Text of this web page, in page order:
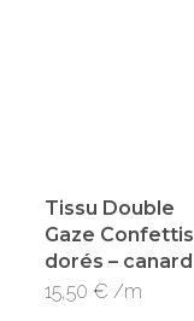
Tissu Double
Gaze Confettis
dorés – canard
15,50 € /m